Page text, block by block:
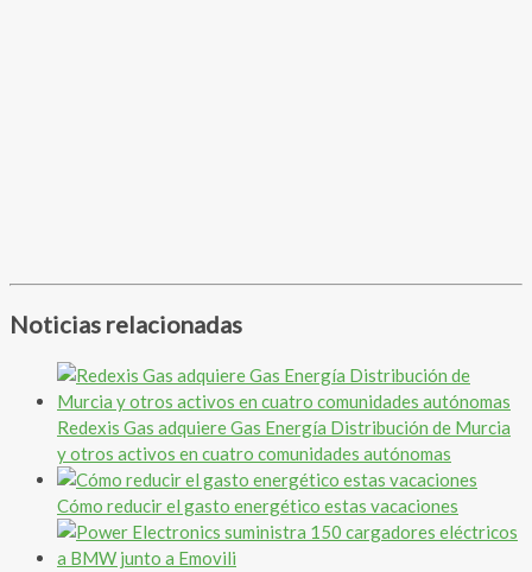
Noticias relacionadas
Redexis Gas adquiere Gas Energía Distribución de Murcia
y otros activos en cuatro comunidades autónomas
Cómo reducir el gasto energético estas vacaciones